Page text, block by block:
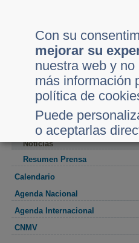
Con su
mejorar su
nuestra web y
más información
política de
Puede
o aceptarlas
Mercados Análisis
Norbolsa Broker Opina
Actualidad
Noticias
Resumen Prensa
Calendario
Agenda Nacional
Agenda Internacional
CNMV